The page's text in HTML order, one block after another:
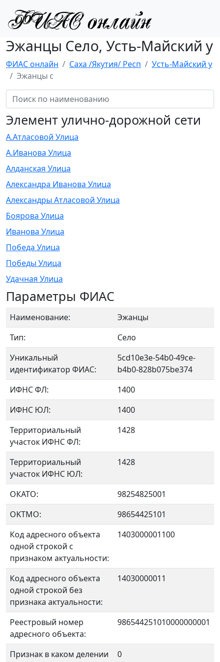
Эжанцы Село, Усть-Майский у
ФИАС онлайн Саха /Якутия/ Респ
Усть-Майский у
Эжанцы с
Элемент улично-дорожной сети
А.Атласовой Улица
А.Иванова Улица
Алданская Улица
Александра Иванова Улица
Александры Атласовой Улица
Боярова Улица
Иванова Улица
Победа Улица
Победы Улица
Удачная Улица
Параметры ФИАС
Наименование:
Эжанцы
Тип:
Село
Уникальный
идентификатор ФИАС:
5cd10e3e-54b0-49ce-
b4b0-828b075be374
ИФНС ФЛ:
1400
ИФНС ЮЛ:
1400
Территориальный
участок ИФНС ФЛ:
1428
Территориальный
участок ИФНС ЮЛ:
1428
ОКАТО:
98254825001
OKTMO:
98654425101
Код адресного объекта
одной строкой с
признаком актуальности:
1403000001100
Код адресного объекта
одной строкой без
признака актуальности:
14030000011
Реестровый номер
адресного объекта:
986544251010000000001
Признак в каком делении
0